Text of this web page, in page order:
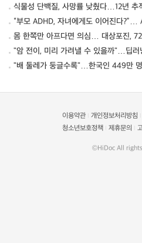
식물성 단백질, 사망률 낮췄다…12년 추
“부모 ADHD, 자녀에게도 이어진다
몸 한쪽만 아프다면 의심… 대상포진,
이용약관 개인정보처리방침
청소년보호정책
제휴문의
©HiDoc All